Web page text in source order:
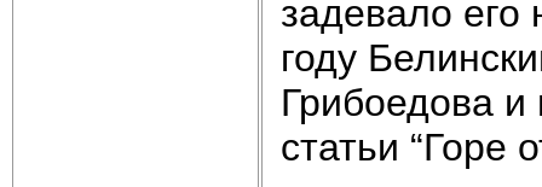
задевало его
году
Грибоедова и
статьи “Горе